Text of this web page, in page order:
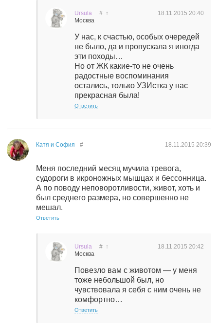
Ursula
Москва
18.11.2015 20:40
# ↑
У нас, к счастью, особых очередей
не было, да и пропускала я иногда
эти походы…
Но от ЖК какие-то не очень
радостные воспоминания
остались, только УЗИстка у нас
прекрасная была!
Ответить
Катя и София 18.11.2015 20:39
#
Меня последний месяц мучила тревога,
судороги в икроножных мышцах и бессонница.
А по поводу неповоротливости, живот, хоть и
был среднего размера, но совершенно не
мешал.
Ответить
Ursula
Москва
18.11.2015 20:42
# ↑
Повезло вам с животом — у меня
тоже небольшой был, но
чувствовала я себя с ним очень не
комфортно…
Ответить